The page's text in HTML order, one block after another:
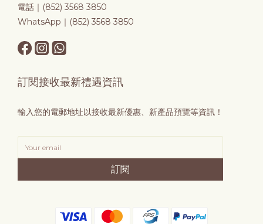
電話｜(852) 3568 3850
WhatsApp｜(852) 3568 3850
訂閱接收最新禮遇資訊
輸入您的電郵地址以接收最新優惠、新產品預覽等資訊！
訂閱